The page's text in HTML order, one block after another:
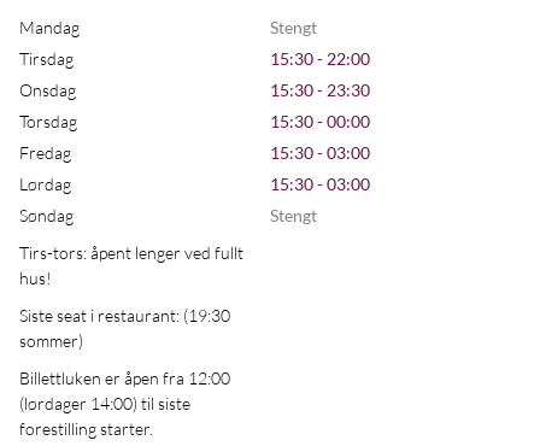
Mandag
Stengt
Tirsdag
15:30 - 22:00
Onsdag
15:30 - 23:30
Torsdag
15:30 - 00:00
Fredag
15:30 - 03:00
Lørdag
15:30 - 03:00
Søndag
Stengt
Tirs-tors: åpent lenger ved fullt
hus!
Siste seat i restaurant: (19:30
sommer)
Billettluken er åpen fra 12:00
(lørdager 14:00) til siste
forestilling starter.